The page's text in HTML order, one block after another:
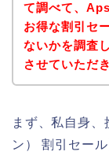
て調べて、
お得な割引セ
ないかを調査
させていただ
まず、私自身
ン） 割引セー